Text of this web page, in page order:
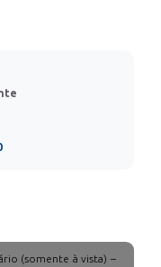
(somente à vista) –